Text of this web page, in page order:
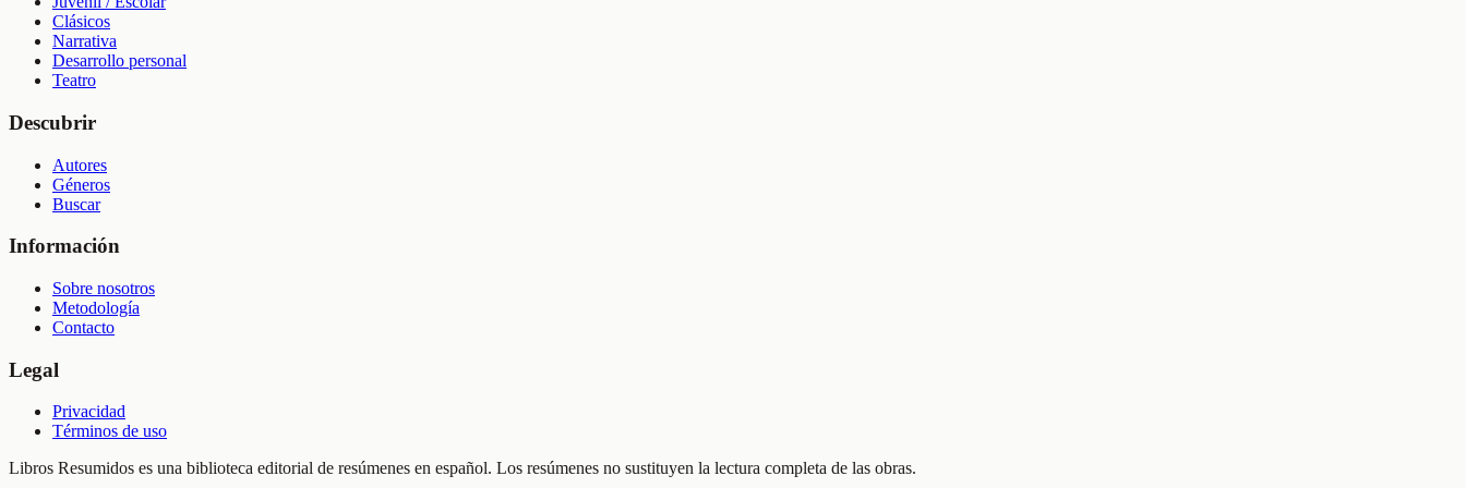
Clásicos
Narrativa
Desarrollo personal
Teatro
Descubrir
Autores
Géneros
Buscar
Información
Sobre nosotros
Metodología
Contacto
Legal
Privacidad
Términos de uso
Libros Resumidos es una biblioteca editorial de resúmenes en español. Los resúmenes no sustituyen la lectura completa de las obras.